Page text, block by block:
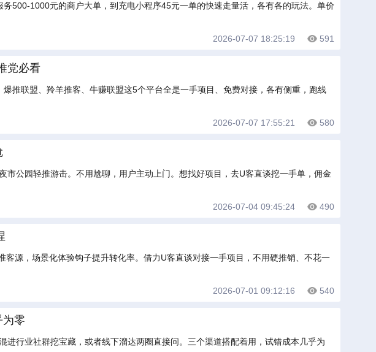
500-1000元的商户大单，到充电小程序45元一单的快速走量活，各有各的玩法。单价
2026-07-07 18:25:19 591
党必看
推联盟、羚羊推客、牛赚联盟这5个平台全是一手项目、免费对接，各有侧重，跑线
2026-07-07 17:55:21 580
公园轻推游击。不用尬聊，用户主动上门。想找好项目，去U客直谈挖一手单，佣金
2026-07-04 09:45:24 490
源，场景化体验钩子提升转化率。借力U客直谈对接一手项目，不用硬推销、不花一
2026-07-01 09:12:16 540
为零
行业社群挖宝藏，或者线下溜达两圈直接问。三个渠道搭配着用，试错成本几乎为